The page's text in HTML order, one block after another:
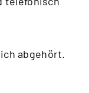
abgehört.